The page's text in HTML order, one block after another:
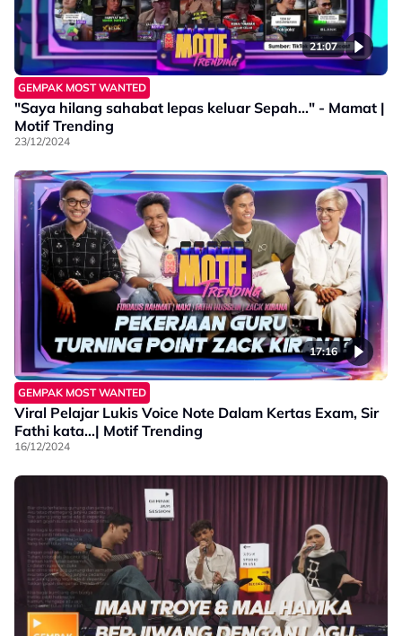
21:07
GEMPAK MOST WANTED
"Saya hilang sahabat lepas keluar Sepah..." - Mamat |
Motif Trending
23/12/2024
17:16
GEMPAK MOST WANTED
Viral Pelajar Lukis Voice Note Dalam Kertas Exam, Sir
Fathi kata...| Motif Trending
16/12/2024